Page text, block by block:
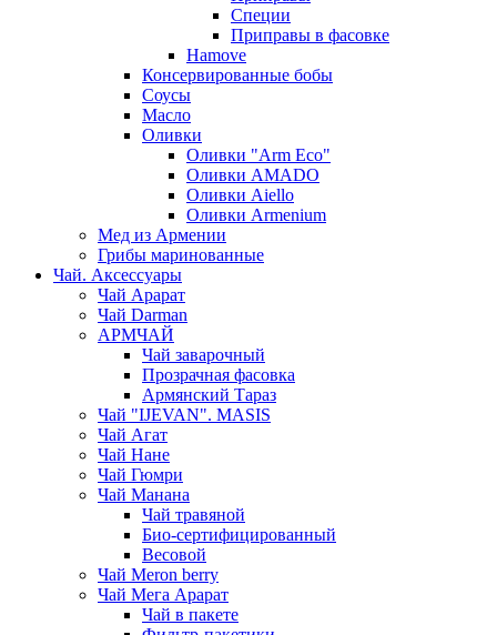
Специи
Приправы в фасовке
Hamove
Консервированные бобы
Соусы
Масло
Оливки
Оливки "Arm Eco"
Оливки AMADO
Оливки Aiello
Оливки Armenium
Мед из Армении
Грибы маринованные
Чай. Аксессуары
Чай Арарат
Чай Darman
АРМЧАЙ
Чай заварочный
Прозрачная фасовка
Армянский Тараз
Чай "IJEVAN". MASIS
Чай Агат
Чай Нане
Чай Гюмри
Чай Манана
Чай травяной
Био-сертифицированный
Весовой
Чай Meron berry
Чай Мега Арарат
Чай в пакете